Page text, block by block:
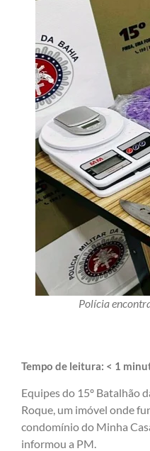
Polícia
Tempo de leitura: < 1
Equipes do 15º Batalhão
Roque, um imóvel onde
condomínio do Minha
informou a PM.